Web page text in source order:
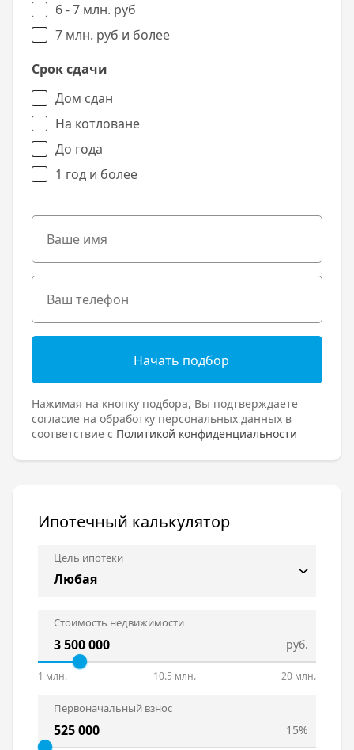
6 - 7 млн. руб
7 млн. руб и более
Срок сдачи
Дом сдан
На котловане
До года
1 год и более
Начать подбор
Нажимая на кнопку подбора, Вы подтверждаете
согласие на обработку персональных данных в
соответствие с Политикой конфиденциальности
Ипотечный калькулятор
Цель ипотеки
Стоимость недвижимости
руб.
1 млн. 10.5 млн. 20 млн.
Первоначальный взнос
15%